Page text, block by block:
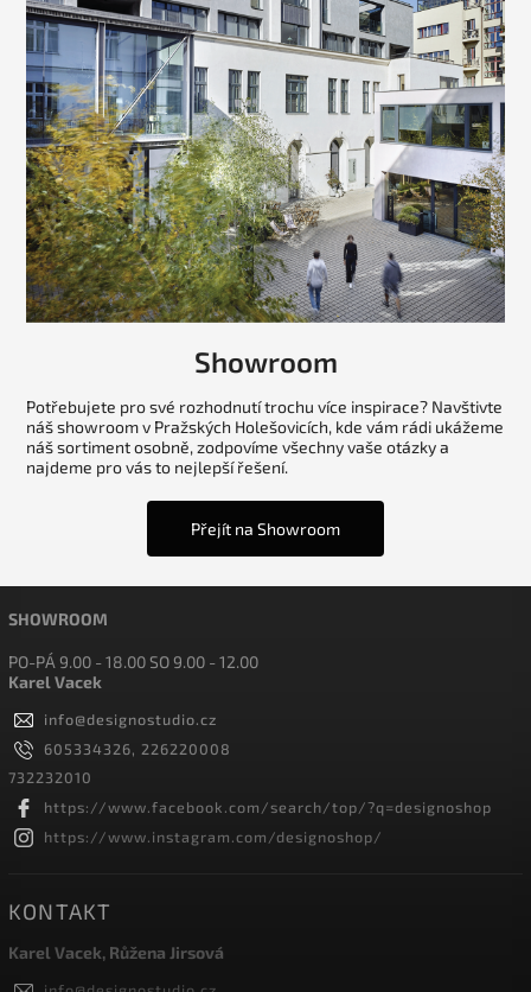
Showroom
Potřebujete pro své rozhodnutí trochu více inspirace? Navštivte
náš showroom v Pražských Holešovicích, kde vám rádi ukážeme
náš sortiment osobně, zodpovíme všechny vaše otázky a
najdeme pro vás to nejlepší řešení.
Přejít na Showroom
SHOWROOM
PO-PÁ 9.00 - 18.00 SO 9.00 - 12.00
Karel Vacek
info@designostudio.cz
605334326, 226220008
732232010
https://www.facebook.com/search/top/?q=designoshop
https://www.instagram.com/designoshop/
KONTAKT
Karel Vacek, Růžena Jirsová